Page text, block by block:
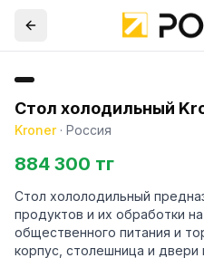
Стол холодильный
Kroner· Россия
884 300 тг
Стол хололодильный
продуктов и их обработки на предприятиях
общественного питания и
корпус, столешница и двери